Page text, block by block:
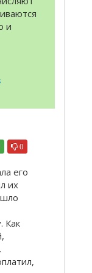
и
0
его
их
шло
Как